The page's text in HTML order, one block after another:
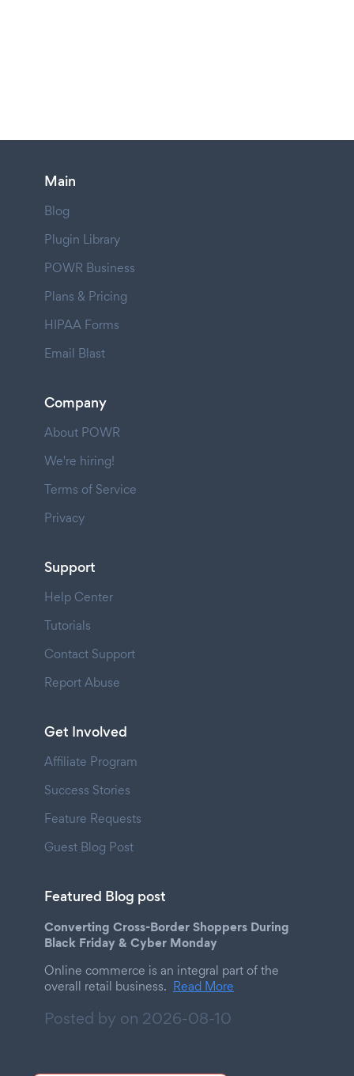
Main
Blog
Plugin Library
POWR Business
Plans & Pricing
HIPAA Forms
Email Blast
Company
About POWR
We're hiring!
Terms of Service
Privacy
Support
Help Center
Tutorials
Contact Support
Report Abuse
Get Involved
Affiliate Program
Success Stories
Feature Requests
Guest Blog Post
Featured Blog post
Converting Cross-Border Shoppers During
Black Friday & Cyber Monday
Online commerce is an integral part of the
overall retail business. Read More
Posted by on 2026-08-10